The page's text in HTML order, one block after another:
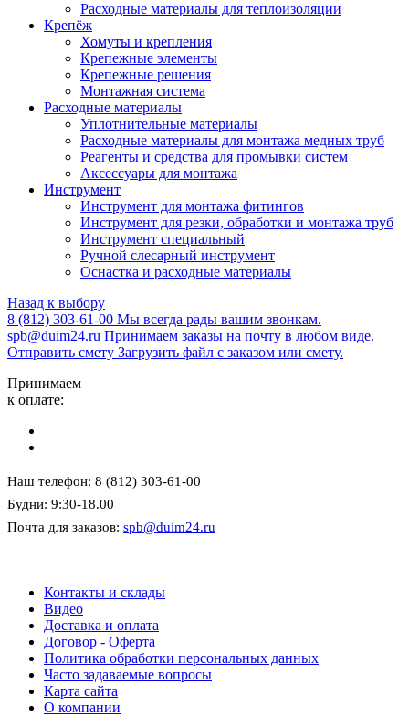
Расходные материалы для теплоизоляции
Крепёж
Хомуты и крепления
Крепежные элементы
Крепежные решения
Монтажная система
Расходные материалы
Уплотнительные материалы
Расходные материалы для монтажа медных труб
Реагенты и средства для промывки систем
Аксессуары для монтажа
Инструмент
Инструмент для монтажа фитингов
Инструмент для резки, обработки и монтажа труб
Инструмент специальный
Ручной слесарный инструмент
Оснастка и расходные материалы
Назад к выбору
8 (812) 303-61-00 Мы всегда рады вашим звонкам.
spb@duim24.ru Принимаем заказы на почту в любом виде.
Отправить смету Загрузить файл с заказом или смету.
Принимаем
к оплате:
Наш телефон: 8 (812) 303-61-00
Будни: 9:30-18.00
Почта для заказов: spb@duim24.ru
Контакты и склады
Видео
Доставка и оплата
Договор - Оферта
Политика обработки персональных данных
Часто задаваемые вопросы
Карта сайта
О компании